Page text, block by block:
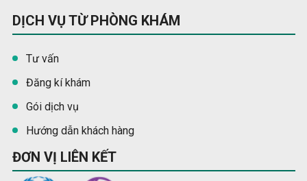
DỊCH VỤ TỪ PHÒNG KHÁM
Tư vấn
Đăng kí khám
Gói dịch vụ
Hướng dẫn khách hàng
ĐƠN VỊ LIÊN KẾT